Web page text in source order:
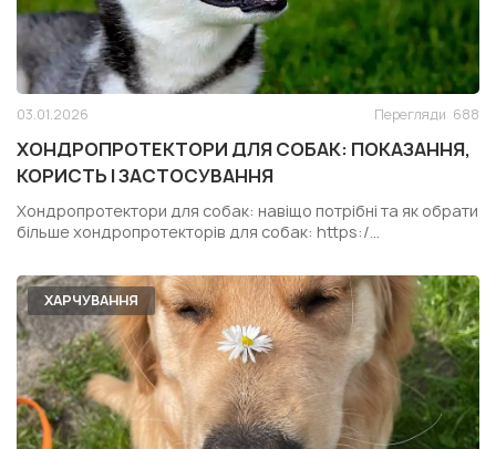
03.01.2026 Перегляди 688
ХОНДРОПРОТЕКТОРИ ДЛЯ СОБАК: ПОКАЗАННЯ,
КОРИСТЬ І ЗАСТОСУВАННЯ
Хондропротектори для собак: навіщо потрібні та як обрати
більше хондропротекторів для собак: https:/...
ХАРЧУВАННЯ